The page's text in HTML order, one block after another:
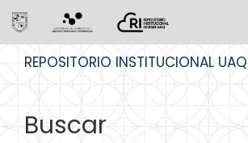
REPOSITORIO INSTITUCIONAL UAQ
Buscar